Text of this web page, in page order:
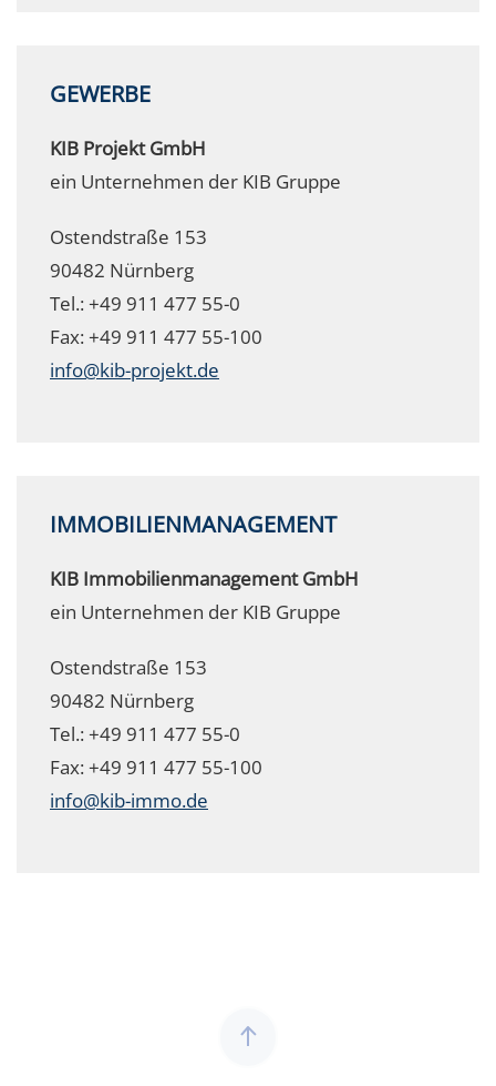
GEWERBE
KIB Projekt GmbH
ein Unternehmen der KIB Gruppe
Ostendstraße 153
90482 Nürnberg
Tel.: +49 911 477 55-0
Fax: +49 911 477 55-100
info@kib-projekt.de
IMMOBILIENMANAGEMENT
KIB Immobilienmanagement GmbH
ein Unternehmen der KIB Gruppe
Ostendstraße 153
90482 Nürnberg
Tel.: +49 911 477 55-0
Fax: +49 911 477 55-100
info@kib-immo.de